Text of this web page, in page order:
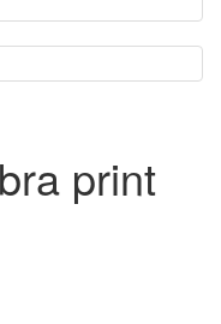
print